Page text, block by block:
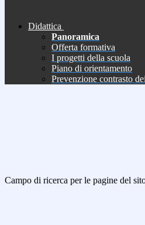
Didattica
Panoramica
Offerta formativa
I progetti della scuola
Piano di orientamento
Prevenzione contrasto
Campo di ricerca per le pagine del